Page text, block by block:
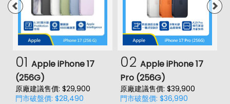
01 Apple iPhone 17
(256G)
原廠建議售價: $29,900
門市破盤價: $28,490
02 Apple iPhone 17
Pro (256G)
原廠建議售價: $39,900
門市破盤價: $36,990